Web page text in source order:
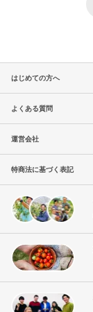
はじめての方へ
よくある質問
運営会社
特商法に基づく表記